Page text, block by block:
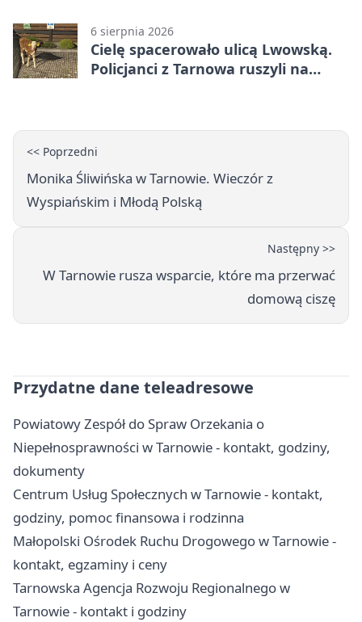
6 sierpnia 2026
Cielę spacerowało ulicą Lwowską.
Policjanci z Tarnowa ruszyli na
<< Poprzedni
Monika Śliwińska w Tarnowie. Wieczór z
Wyspiańskim i Młodą Polską
Następny >>
W Tarnowie rusza wsparcie, które ma przerwać
domową ciszę
Przydatne dane teleadresowe
Powiatowy Zespół do Spraw Orzekania o
Niepełnosprawności w Tarnowie - kontakt, godziny,
dokumenty
Centrum Usług Społecznych w Tarnowie - kontakt,
godziny, pomoc finansowa i rodzinna
Małopolski Ośrodek Ruchu Drogowego w Tarnowie -
kontakt, egzaminy i ceny
Tarnowska Agencja Rozwoju Regionalnego w
Tarnowie - kontakt i godziny